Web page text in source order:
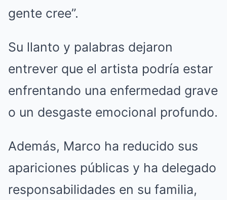
gente cree”.
Su llanto y palabras dejaron
entrever que el artista podría estar
enfrentando una enfermedad grave
o un desgaste emocional profundo.
Además, Marco ha reducido sus
apariciones públicas y ha delegado
responsabilidades en su familia,